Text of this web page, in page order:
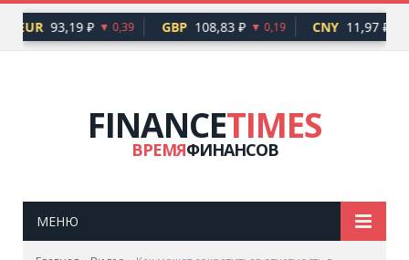
EUR 93,19 ₽ ▼ 0,39 GBP 108,83 ₽ ▼ 0,19 CNY 11,97 ₽
FINANCETIMES
ВРЕМЯФИНАНСОВ
МЕНЮ